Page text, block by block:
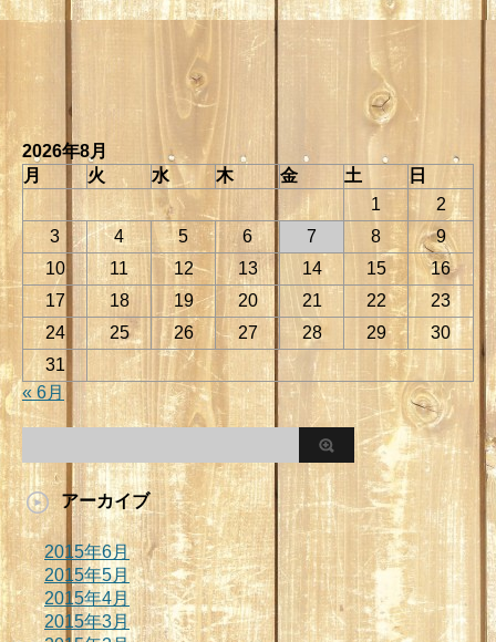
2026年8月
月
火 水 木 金 土
日
1
2
3
4 5 6 7 8
9
10
11 12 13 14 15
16
17
18 19 20 21 22
23
24
25 26 27 28 29
30
31
« 6月
アーカイブ
2015年6月
2015年5月
2015年4月
2015年3月